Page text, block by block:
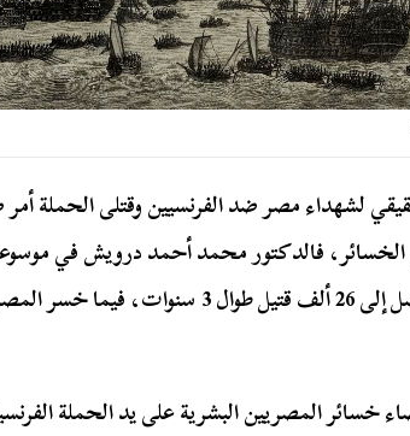
لشهداء مصر ضد الفرنسيين وقتلى الحملة
الخسائر، فالدكتور محمد أحمد درويش في
خسائر المصريين البشرية على يد الحملة